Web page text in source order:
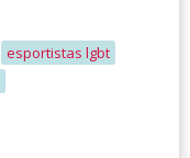
esportistas lgbt